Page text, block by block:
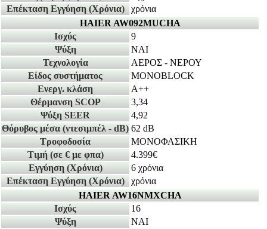
Επέκταση Εγγύηση (Χρόνια)
χρόνια
HAIER AW092MUCHA
Ισχύς
9
Ψύξη
ΝΑΙ
Τεχνολογία
ΑΕΡΟΣ - ΝΕΡΟΥ
Είδος συστήματος
MONOBLOCK
Ενεργ. κλάση
A++
Θέρμανση SCOP
3,34
Ψύξη SEER
4,92
Θόρυβος μέσα (ντεσιμπέλ - dB) 62 dB
Τροφοδοσία
ΜΟΝΟΦΑΣΙΚΗ
Τιμή (σε € με φπα)
4.399€
Εγγύηση (Χρόνια)
6 χρόνια
Επέκταση Εγγύηση (Χρόνια)
χρόνια
HAIER AW16NMXCHA
Ισχύς
16
Ψύξη
ΝΑΙ